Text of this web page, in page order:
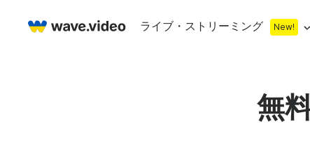
ライブ・ストリーミング New!
ライブ・スト
カウントダウン
無